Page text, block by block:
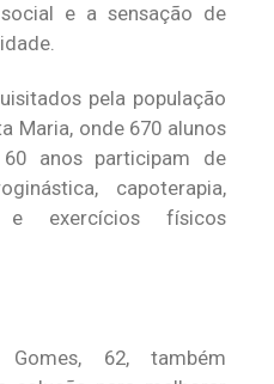
e a sensação de
pela população
Maria, onde 670 alunos
anos participam de
capoterapia,
e exercícios físicos
62, também